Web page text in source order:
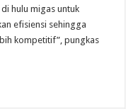
hulu migas untuk
efisiensi sehingga
kompetitif”, pungkas